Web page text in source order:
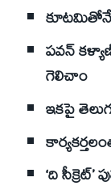
పవన్
గెలిచాం
ఇకపై
‘ది సీక్రెట్’